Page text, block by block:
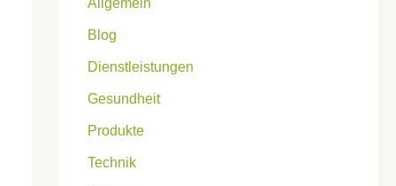
Allgemein
Blog
Dienstleistungen
Gesundheit
Produkte
Technik